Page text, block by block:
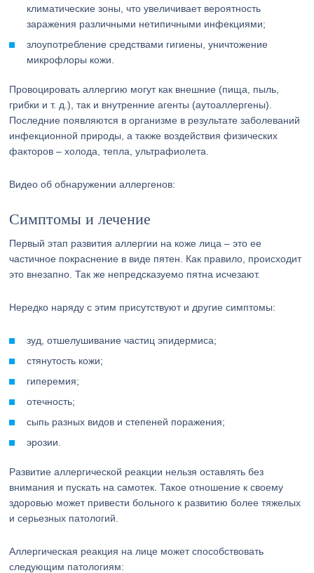
климатические зоны, что увеличивает вероятность
заражения различными нетипичными инфекциями;
злоупотребление средствами гигиены, уничтожение
микрофлоры кожи.
Провоцировать аллергию могут как внешние (пища, пыль,
грибки и т. д.), так и внутренние агенты (аутоаллергены).
Последние появляются в организме в результате заболеваний
инфекционной природы, а также воздействия физических
факторов – холода, тепла, ультрафиолета.
Видео об обнаружении аллергенов:
Симптомы и лечение
Первый этап развития аллергии на коже лица – это ее
частичное покраснение в виде пятен. Как правило, происходит
это внезапно. Так же непредсказуемо пятна исчезают.
Нередко наряду с этим присутствуют и другие симптомы:
зуд, отшелушивание частиц эпидермиса;
стянутость кожи;
гиперемия;
отечность;
сыпь разных видов и степеней поражения;
эрозии.
Развитие аллергической реакции нельзя оставлять без
внимания и пускать на самотек. Такое отношение к своему
здоровью может привести больного к развитию более тяжелых
и серьезных патологий.
Аллергическая реакция на лице может способствовать
следующим патологиям: